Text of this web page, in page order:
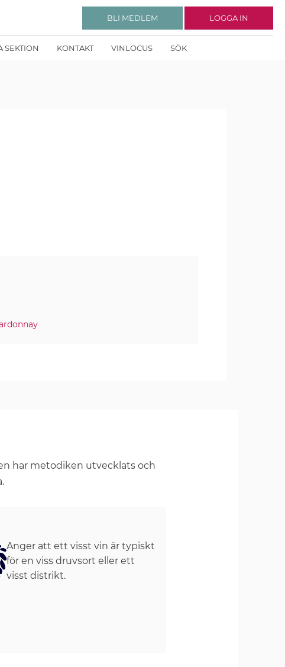
SEKTION KONTAKT VINLOCUS SÖK
BLI MEDLEM LOGGA IN
har metodiken utvecklats och
Anger att ett visst vin är typiskt
för en viss druvsort eller ett
visst distrikt.